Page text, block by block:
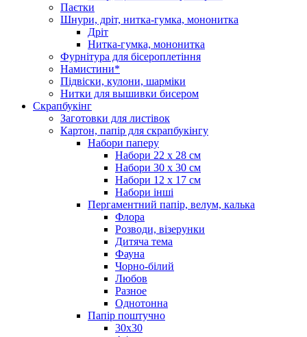
Паєтки
Шнури, дріт, нитка-гумка, мононитка
Дріт
Нитка-гумка, мононитка
Фурнітура для бісероплетіння
Намистини*
Підвіски, кулони, шарміки
Нитки для вышивки бисером
Скрапбукінг
Заготовки для листівок
Картон, папір для скрапбукінгу
Набори паперу
Набори 22 х 28 см
Набори 30 х 30 см
Набори 12 х 17 см
Набори інші
Пергаментний папір, велум, калька
Флора
Розводи, візерунки
Дитяча тема
Фауна
Чорно-білий
Любов
Разное
Однотонна
Папір поштучно
30х30